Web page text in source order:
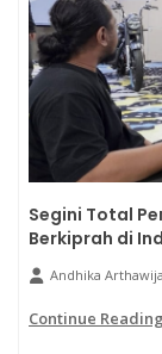
Segini Total
Berkiprah di
Andhika
Continue Reading